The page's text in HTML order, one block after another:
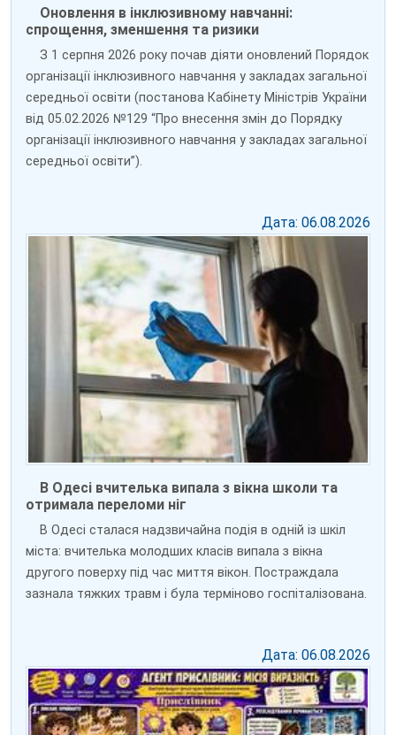
Оновлення в інклюзивному навчанні:
спрощення, зменшення та ризики
З 1 серпня 2026 року почав діяти оновлений Порядок
організації інклюзивного навчання у закладах загальної
середньої освіти (постанова Кабінету Міністрів України
від 05.02.2026 №129 “Про внесення змін до Порядку
організації інклюзивного навчання у закладах загальної
середньої освіти”).
Дата: 06.08.2026
В Одесі вчителька випала з вікна школи та
отримала переломи ніг
В Одесі сталася надзвичайна подія в одній із шкіл
міста: вчителька молодших класів випала з вікна
другого поверху під час миття вікон. Постраждала
зазнала тяжких травм і була терміново госпіталізована.
Дата: 06.08.2026